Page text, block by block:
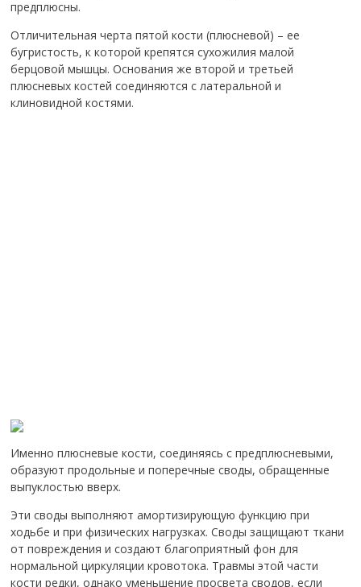
предплюсны.
Отличительная черта пятой кости (плюсневой) – ее
бугристость, к которой крепятся сухожилия малой
берцовой мышцы.Основания же второй и третьей
плюсневых костей соединяются с латеральной и
клиновидной костями.
Именно плюсневые кости, соединяясь с предплюсневыми,
образуют продольные и поперечные своды, обращенные
выпуклостью вверх.
Эти своды выполняют амортизирующую функцию при
ходьбе и при физических нагрузках. Своды защищают ткани
от повреждения и создают благоприятный фон для
нормальной циркуляции кровотока. Травмы этой части
кости редки, однако уменьшение просвета сводов, если